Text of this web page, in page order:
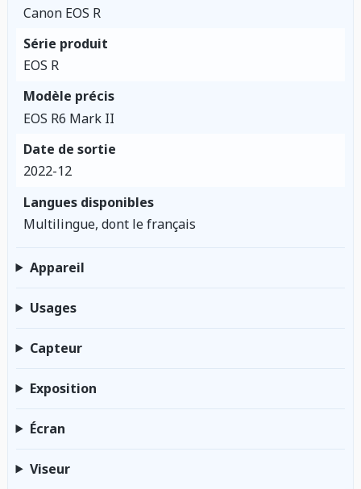
Canon EOS R
Série produit
EOS R
Modèle précis
EOS R6 Mark II
Date de sortie
2022-12
Langues disponibles
Multilingue, dont le français
Appareil
Usages
Capteur
Exposition
Écran
Viseur